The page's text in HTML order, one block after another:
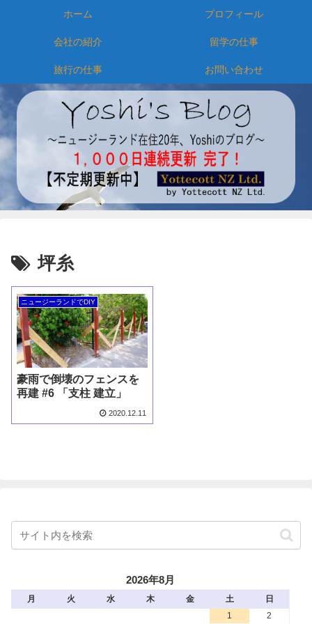
ホーム プロフィール
会社の紹介 留学の仕事
旅行の仕事 お問い合わせ
坪糸
ニュージーランドでDIY
豪雨で倒壊のフェンスを
再建 #6 「支柱 建立」
2020.12.11
2026年8月
月 火 水 木 金 土
日
1
2